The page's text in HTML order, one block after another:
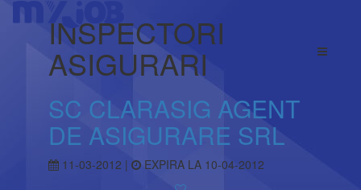
INSPECTORI
ASIGURARI
SC CLARASIG AGENT
DE ASIGURARE SRL
11-03-2012 | EXPIRA LA 10-04-2012